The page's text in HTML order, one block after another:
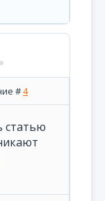
#4
статью